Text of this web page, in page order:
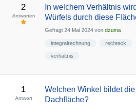
2
Antworten
In welchem Verhältnis
Würfels durch diese
Gefragt 24 Mai 2024 von dzuma
integralrechnung rechteck
verhältnis
1
Antwort
Welchen Winkel bildet
Dachfläche?